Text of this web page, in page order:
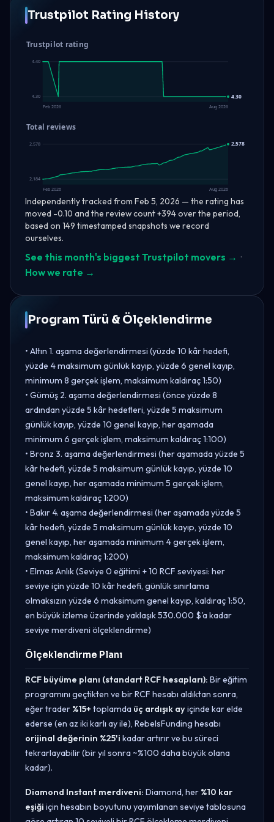
Trustpilot Rating History
Trustpilot rating
4.40
4.30 4.30
Feb 2026 Aug 2026
Total reviews
2,578
2,184
2,578
Feb 2026 Aug 2026
Independently tracked from Feb 5, 2026 — the rating has
moved -0.10 and the review count +394 over the period,
based on 149 timestamped snapshots we record
ourselves.
See this month's biggest Trustpilot movers → ·
How we rate →
Program Türü & Ölçeklendirme
• Altın 1. aşama değerlendirmesi (yüzde 10 kâr hedefi,
yüzde 4 maksimum günlük kayıp, yüzde 6 genel kayıp,
minimum 8 gerçek işlem, maksimum kaldıraç 1:50)
• Gümüş 2. aşama değerlendirmesi (önce yüzde 8
ardından yüzde 5 kâr hedefleri, yüzde 5 maksimum
günlük kayıp, yüzde 10 genel kayıp, her aşamada
minimum 6 gerçek işlem, maksimum kaldıraç 1:100)
• Bronz 3. aşama değerlendirmesi (her aşamada yüzde 5
kâr hedefi, yüzde 5 maksimum günlük kayıp, yüzde 10
genel kayıp, her aşamada minimum 5 gerçek işlem,
maksimum kaldıraç 1:200)
• Bakır 4. aşama değerlendirmesi (her aşamada yüzde 5
kâr hedefi, yüzde 5 maksimum günlük kayıp, yüzde 10
genel kayıp, her aşamada minimum 4 gerçek işlem,
maksimum kaldıraç 1:200)
• Elmas Anlık (Seviye 0 eğitimi + 10 RCF seviyesi: her
seviye için yüzde 10 kâr hedefi, günlük sınırlama
olmaksızın yüzde 6 maksimum genel kayıp, kaldıraç 1:50,
en büyük izleme üzerinde yaklaşık 530.000 $'a kadar
seviye merdiveni ölçeklendirme)
Ölçeklendirme Planı
RCF büyüme planı (standart RCF hesapları): Bir eğitim
programını geçtikten ve bir RCF hesabı aldıktan sonra,
eğer trader %15+ toplamda üç ardışık ayiçinde kar elde
ederse (en az iki karlı ay ile), RebelsFunding hesabı
orijinal değerinin %25'i kadar artırır ve bu süreci
tekrarlayabilir (bir yıl sonra ~%100 daha büyük olana
kadar).
Diamond Instant merdiveni: Diamond, her %10 kar
eşiği için hesabın boyutunu yayımlanan seviye tablosuna